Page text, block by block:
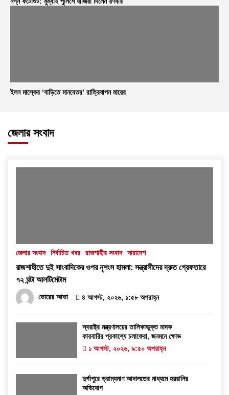
ইলন মাস্কের ‘বাড়িতে মানবেতর’ রাত্রিযাপন মায়ের
জেলার সংবাদ
জেলার সংবাদ নির্বাচিত খবর রাজশাহীর সংবাদ সারাদেশ
রাজশাহীতে দুই সাংবাদিকের ওপর নৃশংস হামলা: সন্ত্রাসীদের দ্রুত গ্রেফতারে
৭২ ঘন্টা আলটিমেটাম
ভোরের আভা ৪ আগস্ট, ২০২৬, ১:৫৮ অপরাহ্ন
স্বরাষ্ট্র মন্ত্রণালয়ের তালিকাভুক্ত মাদক
কারবারির প্রকাশ্যে চলাফেরা, জনমনে ক্ষোভ
১ আগস্ট, ২০২৬, ৯:৫০ অপরাহ্ন
দুর্গাপুরে ভ্রাম্যমাণ আদালতের মাধ্যমে হয়রানির
অভিযোগ